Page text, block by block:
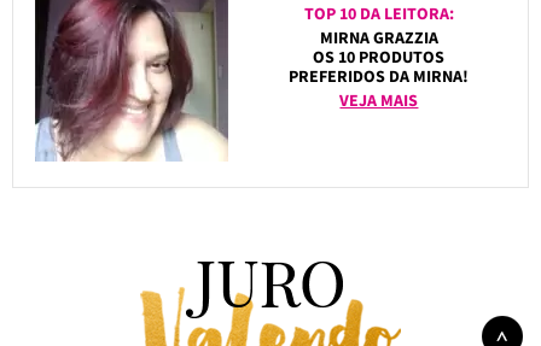
TOP 10 DA LEITORA:
MIRNA GRAZZIA
OS 10 PRODUTOS
PREFERIDOS DA MIRNA!
VEJA MAIS